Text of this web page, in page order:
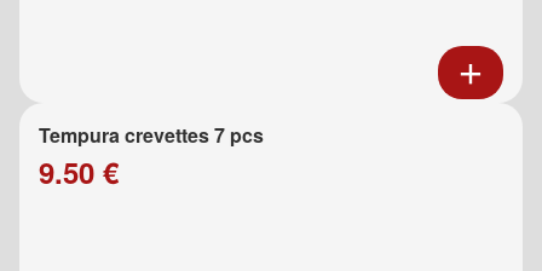
Tempura crevettes 7 pcs
9.50 €